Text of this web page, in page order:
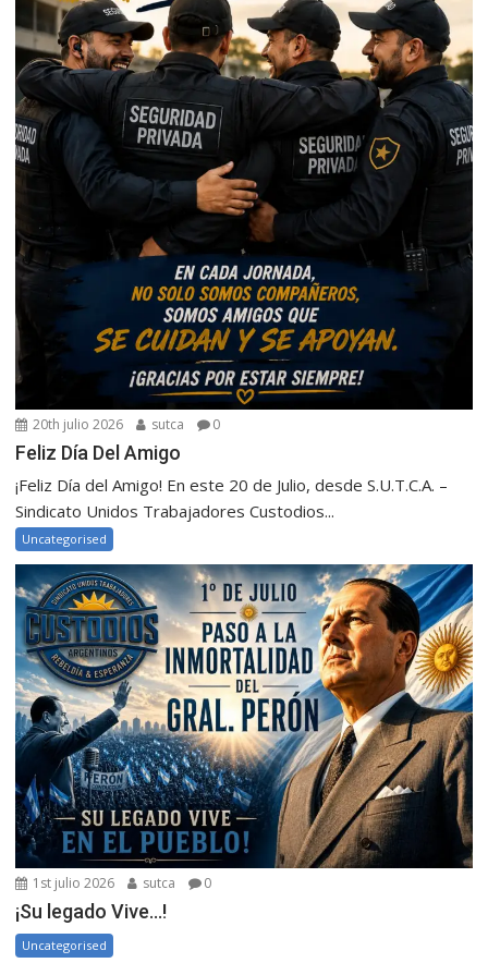
20th julio 2026 sutca 0
Feliz Día Del Amigo
¡Feliz Día del Amigo! En este 20 de Julio, desde S.U.T.C.A. –
Sindicato Unidos Trabajadores Custodios...
Uncategorised
1st julio 2026 sutca 0
¡Su legado Vive…!
Uncategorised